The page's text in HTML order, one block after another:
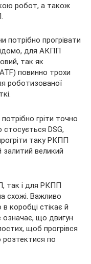
робот, а також
потрібно прогрівати
для АКПП
так як
повинно трохи
роботизованої
гріти точно
стосується DSG,
таку РКПП
залитий великий
так і для РКПП
схожі. Важливо
коробці стікає й
означає, що двигун
щоб прогрівся
по